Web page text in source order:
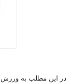
در اين مطلب به ورزش